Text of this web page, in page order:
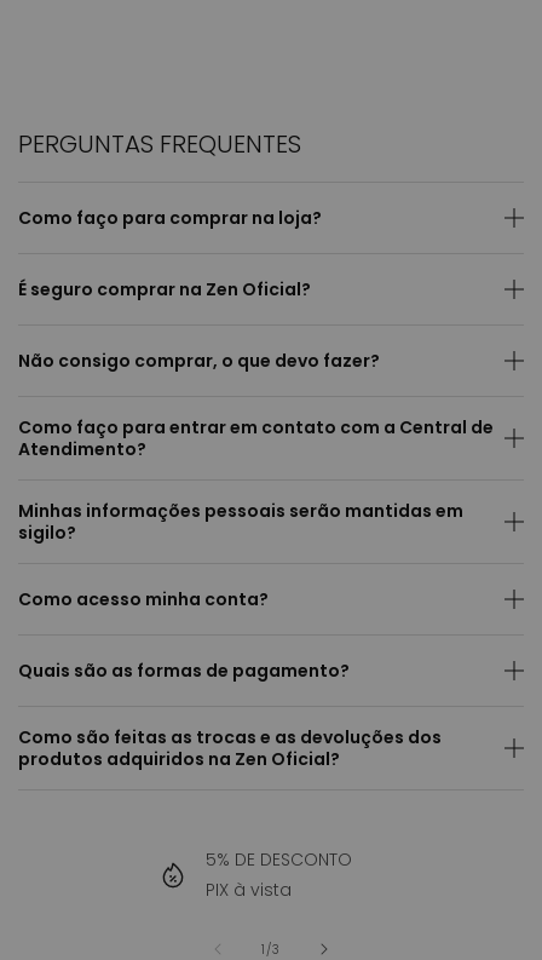
PERGUNTAS FREQUENTES
Como faço para comprar na loja?
É seguro comprar na Zen Oficial?
Não consigo comprar, o que devo fazer?
Como faço para entrar em contato com a Central de
Atendimento?
Minhas informações pessoais serão mantidas em
sigilo?
Como acesso minha conta?
Quais são as formas de pagamento?
Como são feitas as trocas e as devoluções dos
produtos adquiridos na Zen Oficial?
5% DE DESCONTO
PIX à vista
1 /de
3